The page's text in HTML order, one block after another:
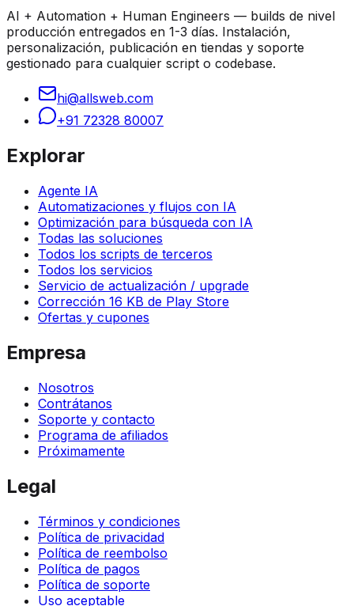
AI + Automation + Human Engineers — builds de nivel
producción entregados en 1-3 días. Instalación,
personalización, publicación en tiendas y soporte
gestionado para cualquier script o codebase.
hi@allsweb.com
+91 72328 80007
Explorar
Agente IA
Automatizaciones y flujos con IA
Optimización para búsqueda con IA
Todas las soluciones
Todos los scripts de terceros
Todos los servicios
Servicio de actualización / upgrade
Corrección 16 KB de Play Store
Ofertas y cupones
Empresa
Nosotros
Contrátanos
Soporte y contacto
Programa de afiliados
Próximamente
Legal
Términos y condiciones
Política de privacidad
Política de reembolso
Política de pagos
Política de soporte
Uso aceptable